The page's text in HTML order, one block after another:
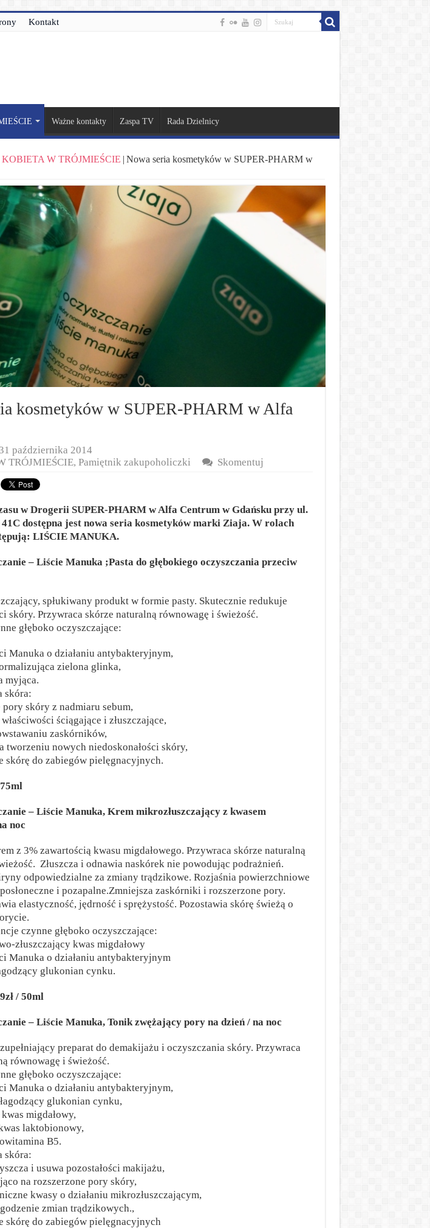
Kontakt
Ważne kontakty Zaspa TV Rada Dzielnicy
KOBIETA W TRÓJMIEŚCIE | Nowa seria kosmetyków w SUPER-PHARM w
kosmetyków w SUPER-PHARM w Alfa
31 października 2014
TRÓJMIEŚCIE, Pamiętnik zakupoholiczki Skomentuj
w Drogerii SUPER-PHARM w Alfa Centrum w Gdańsku przy ul.
dostępna jest nowa seria kosmetyków marki Ziaja. W rolach
LIŚCIE MANUKA.
– Liście Manuka ;Pasta do głębokiego oczyszczania przeciw
spłukiwany produkt w formie pasty. Skutecznie redukuje
skóry. Przywraca skórze naturalną równowagę i świeżość.
głęboko oczyszczające:
Manuka o działaniu antybakteryjnym,
zielona glinka,
myjąca.
skóra:
skóry z nadmiaru sebum,
ściągające i złuszczające,
zaskórników,
tworzeniu nowych niedoskonałości skóry,
skórę do zabiegów pielęgnacyjnych.
– Liście Manuka, Krem mikrozłuszczający z kwasem
noc
z 3% zawartością kwasu migdałowego. Przywraca skórze naturalną
Złuszcza i odnawia naskórek nie powodując podrażnień.
odpowiedzialne za zmiany trądzikowe. Rozjaśnia powierzchniowe
i pozapalne.Zmniejsza zaskórniki i rozszerzone pory.
elastyczność, jędrność i sprężystość. Pozostawia skórę świeżą o
czynne głęboko oczyszczające:
złuszczający kwas migdałowy
Manuka o działaniu antybakteryjnym
glukonian cynku.
/ 50ml
– Liście Manuka, Tonik zwężający pory na dzień / na noc
preparat do demakijażu i oczyszczania skóry. Przywraca
równowagę i świeżość.
głęboko oczyszczające:
Manuka o działaniu antybakteryjnym,
glukonian cynku,
migdałowy,
laktobionowy,
B5.
skóra:
i usuwa pozostałości makijażu,
na rozszerzone pory skóry,
kwasy o działaniu mikrozłuszczającym,
zmian trądzikowych.,
skórę do zabiegów pielęgnacyjnych